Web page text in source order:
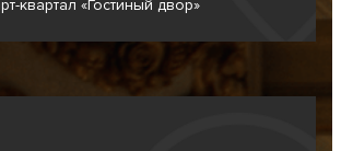
квартал «Гостиный двор»